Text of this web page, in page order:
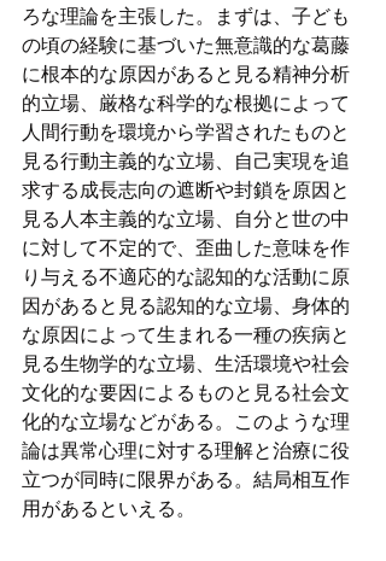
ろな理論を主張した。まずは、子ども
の頃の経験に基づいた無意識的な葛藤
に根本的な原因があると見る精神分析
的立場、厳格な科学的な根拠によって
人間行動を環境から学習されたものと
見る行動主義的な立場、自己実現を追
求する成長志向の遮断や封鎖を原因と
見る人本主義的な立場、自分と世の中
に対して不定的で、歪曲した意味を作
り与える不適応的な認知的な活動に原
因があると見る認知的な立場、身体的
な原因によって生まれる一種の疾病と
見る生物学的な立場、生活環境や社会
文化的な要因によるものと見る社会文
化的な立場などがある。このような理
論は異常心理に対する理解と治療に役
立つが同時に限界がある。結局相互作
用があるといえる。